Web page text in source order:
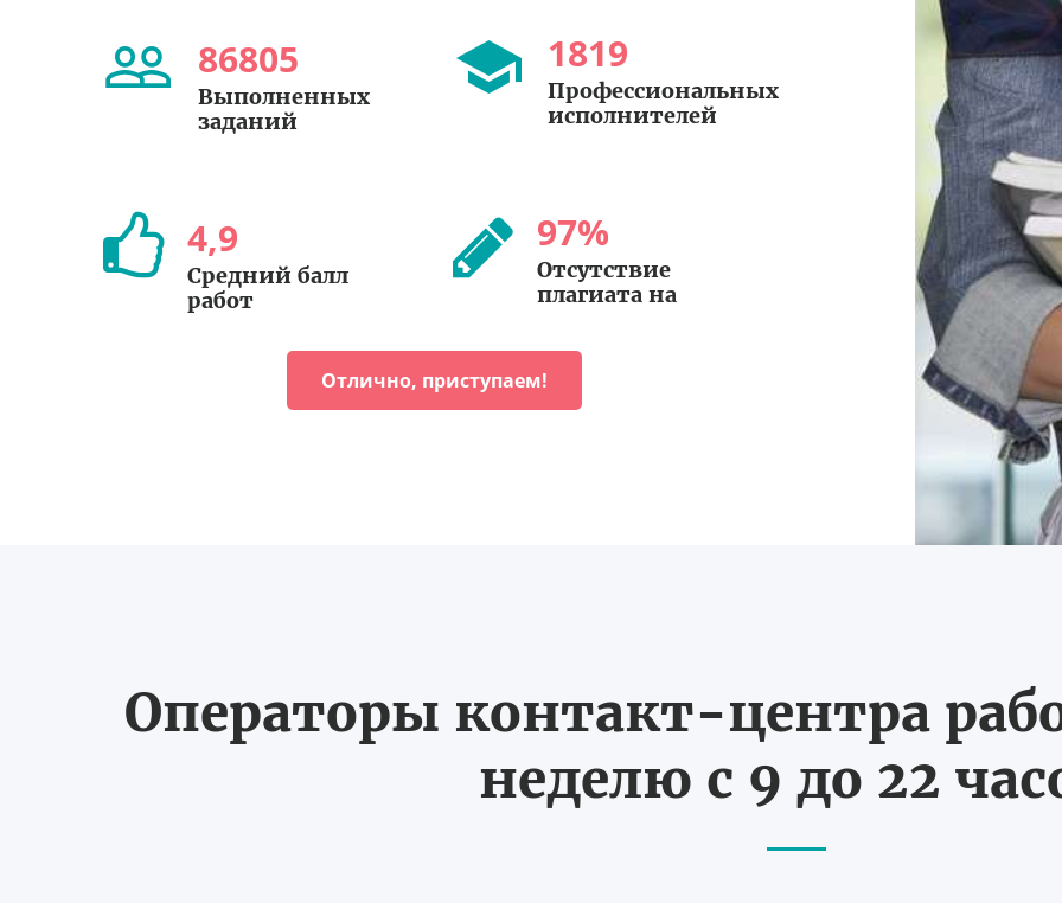
86805
Выполненных
заданий
1819
Профессиональных
исполнителей
4,9
Средний балл
работ
97%
Отсутствие
плагиата на
Отлично, приступаем!
Операторы контакт-центра
неделю с 9 до 22